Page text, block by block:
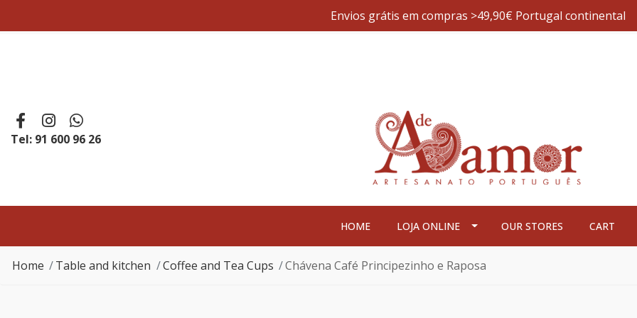
Envios grátis em compras >49,90€ Portugal continental
Tel: 91 600 96 26
HOME LOJA ONLINE OUR STORES CART
Home Table and kitchen Coffee and Tea Cups Chávena Café Principezinho e Raposa